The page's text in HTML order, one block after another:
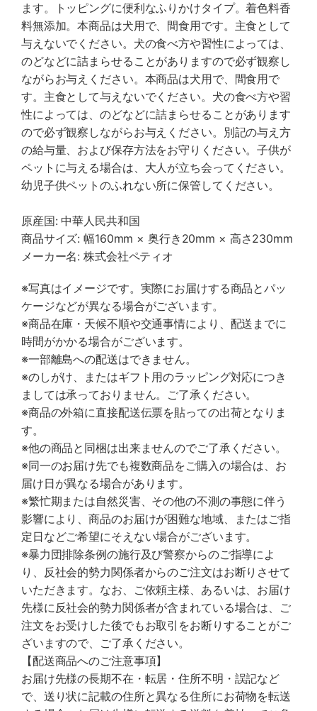
ます。トッピングに便利なふりかけタイプ。着色料香
料無添加。本商品は犬用で、間食用です。主食として
与えないでください。犬の食べ方や習性によっては、
のどなどに詰まらせることがありますので必ず観察し
ながらお与えください。本商品は犬用で、間食用で
す。主食として与えないでください。犬の食べ方や習
性によっては、のどなどに詰まらせることがあります
ので必ず観察しながらお与えください。別記の与え方
の給与量、および保存方法をお守りください。子供が
ペットに与える場合は、大人が立ち会ってください。
幼児子供ペットのふれない所に保管してください。
原産国: 中華人民共和国
商品サイズ: 幅160mm × 奥行き20mm × 高さ230mm
メーカー名: 株式会社ペティオ
※写真はイメージです。実際にお届けする商品とパッ
ケージなどが異なる場合がございます。
※商品在庫・天候不順や交通事情により、配送までに
時間がかかる場合がございます。
※一部離島への配送はできません。
※のしがけ、またはギフト用のラッピング対応につき
ましては承っておりません。ご了承ください。
※商品の外箱に直接配送伝票を貼っての出荷となりま
す。
※他の商品と同梱は出来ませんのでご了承ください。
※同一のお届け先でも複数商品をご購入の場合は、お
届け日が異なる場合があります。
※繁忙期または自然災害、その他の不測の事態に伴う
影響により、商品のお届けが困難な地域、またはご指
定日などご希望にそえない場合がございます。
※暴力団排除条例の施行及び警察からのご指導によ
り、反社会的勢力関係者からのご注文はお断りさせて
いただきます。なお、ご依頼主様、あるいは、お届け
先様に反社会的勢力関係者が含まれている場合は、ご
注文をお受けした後でもお取引をお断りすることがご
ざいますので、ご了承ください。
【配送商品へのご注意事項】
お届け先様の長期不在・転居・住所不明・誤記など
で、送り状に記載の住所と異なる住所にお荷物を転送